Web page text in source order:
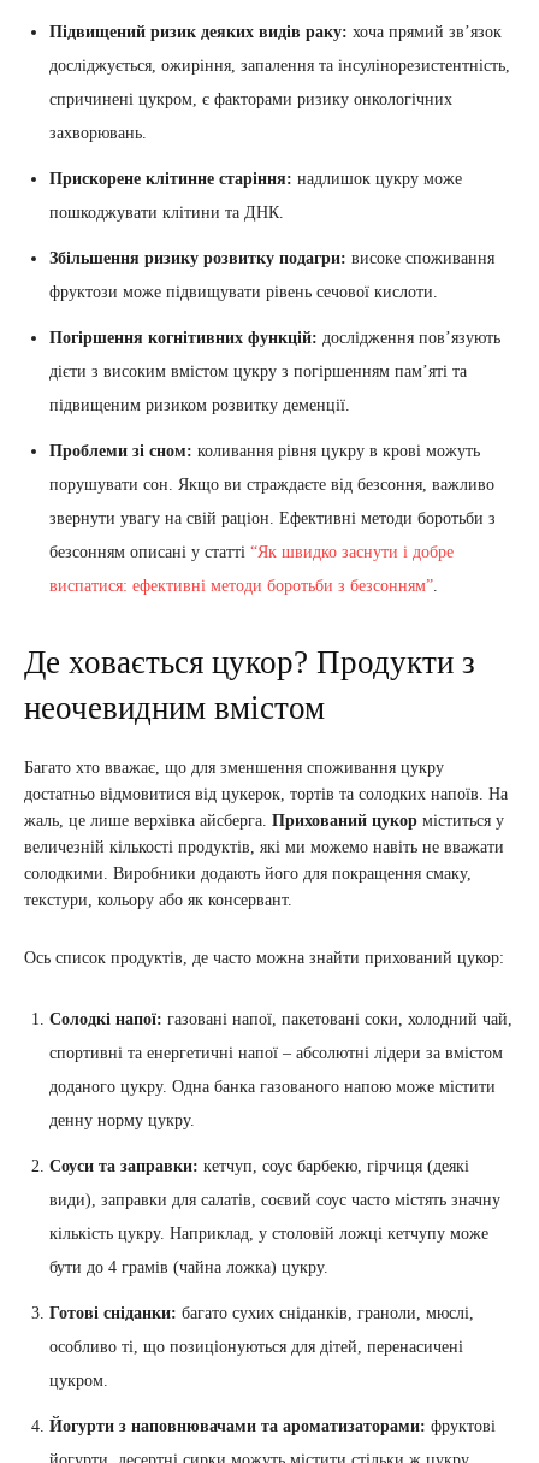
Підвищений ризик деяких видів раку: хоча прямий зв’язок
досліджується, ожиріння, запалення та інсулінорезистентність,
спричинені цукром, є факторами ризику онкологічних
захворювань.
Прискорене клітинне старіння: надлишок цукру може
пошкоджувати клітини та ДНК.
Збільшення ризику розвитку подагри: високе споживання
фруктози може підвищувати рівень сечової кислоти.
Погіршення когнітивних функцій: дослідження пов’язують
дієти з високим вмістом цукру з погіршенням пам’яті та
підвищеним ризиком розвитку деменції.
Проблеми зі сном: коливання рівня цукру в крові можуть
порушувати сон. Якщо ви страждаєте від безсоння, важливо
звернути увагу на свій раціон. Ефективні методи боротьби з
безсонням описані у статті “Як швидко заснути і добре
виспатися: ефективні методи боротьби з безсонням”
Де ховається цукор? Продукти з
неочевидним вмістом
Багато хто вважає, що для зменшення споживання цукру
достатньо відмовитися від цукерок, тортів та солодких напоїв. На
жаль, це лише верхівка айсберга. Прихований цукор міститься у
величезній кількості продуктів, які ми можемо навіть не вважати
солодкими. Виробники додають його для покращення смаку,
текстури, кольору або як консервант.
Ось список продуктів, де часто можна знайти прихований цукор:
Солодкі напої: газовані напої, пакетовані соки, холодний чай,
спортивні та енергетичні напої – абсолютні лідери за вмістом
доданого цукру. Одна банка газованого напою може містити
денну норму цукру.
Соуси та заправки: кетчуп, соус барбекю, гірчиця (деякі
види), заправки для салатів, соєвий соус часто містять значну
кількість цукру. Наприклад, у столовій ложці кетчупу може
бути до 4 грамів (чайна ложка) цукру.
Готові сніданки: багато сухих сніданків, граноли, мюслі,
особливо ті, що позиціонуються для дітей, перенасичені
цукром.
Йогурти з наповнювачами та ароматизаторами: фруктові